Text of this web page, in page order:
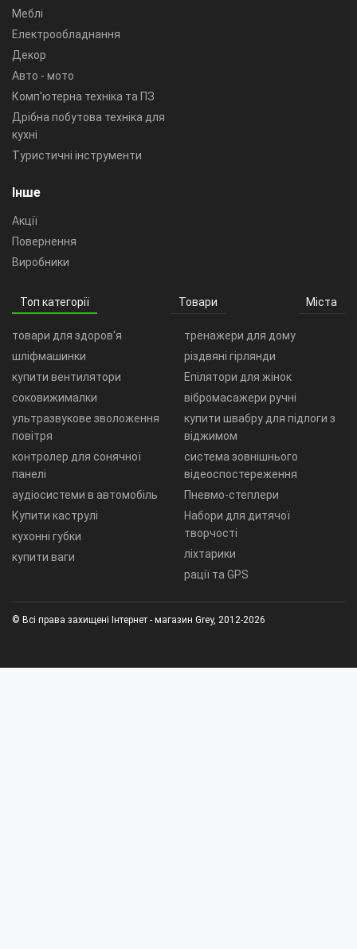
Меблі
Електрообладнання
Декор
Авто - мото
Комп'ютерна техніка та ПЗ
Дрібна побутова техніка для
кухні
Туристичні інструменти
Інше
Акції
Повернення
Виробники
Топ категорії Товари Міста
товари для здоров'я
шліфмашинки
купити вентилятори
соковижималки
ультразвукове зволоження
повітря
контролер для сонячної
панелі
аудіосистеми в автомобіль
Купити каструлі
кухонні губки
купити ваги
тренажери для дому
різдвяні гірлянди
Епілятори для жінок
вібромасажери ручні
купити швабру для підлоги з
віджимом
система зовнішнього
відеоспостереження
Пневмо-степлери
Набори для дитячої
творчості
ліхтарики
рації та GPS
© Всі права захищені Інтернет - магазин Grey, 2012-2026